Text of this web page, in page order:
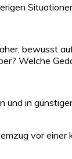
bewusst
Welche
und in
vor einer